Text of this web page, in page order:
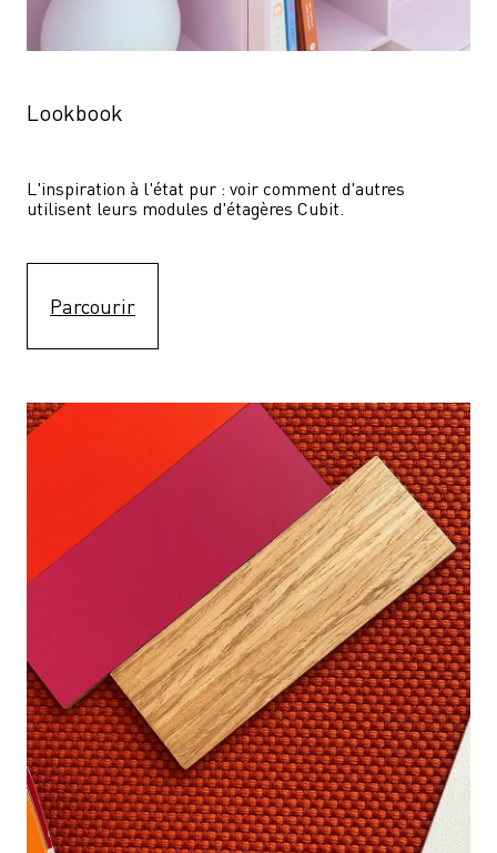
Lookbook
L'inspiration à l'état pur : voir comment d'autres
utilisent leurs modules d'étagères Cubit.
Parcourir